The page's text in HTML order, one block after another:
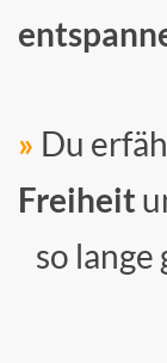
» Du
Freiheit
so lange